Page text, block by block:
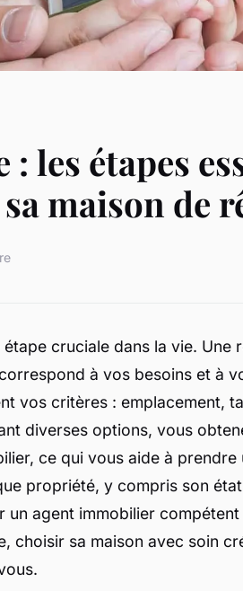
les étapes
maison de
cruciale dans la vie. Une
à vos besoins et à
vos critères : emplacement,
diverses options, vous
ce qui vous aide à prendre
propriété, y compris son
un agent immobilier
choisir sa maison avec soin